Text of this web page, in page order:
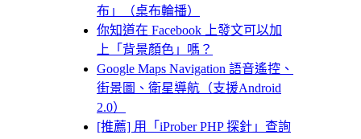
布」（桌布輪播）
你知道在 Facebook 上發文可以加
上「背景顏色」嗎？
Google Maps Navigation 語音遙控、
街景圖、衛星導航（支援Android
2.0）
[推薦] 用「iProber PHP 探針」查詢